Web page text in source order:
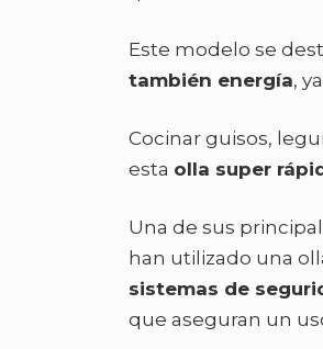
Este modelo se
también energía,
Cocinar guisos,
esta olla super
Una de sus
han utilizado una
sistemas de
que aseguran un